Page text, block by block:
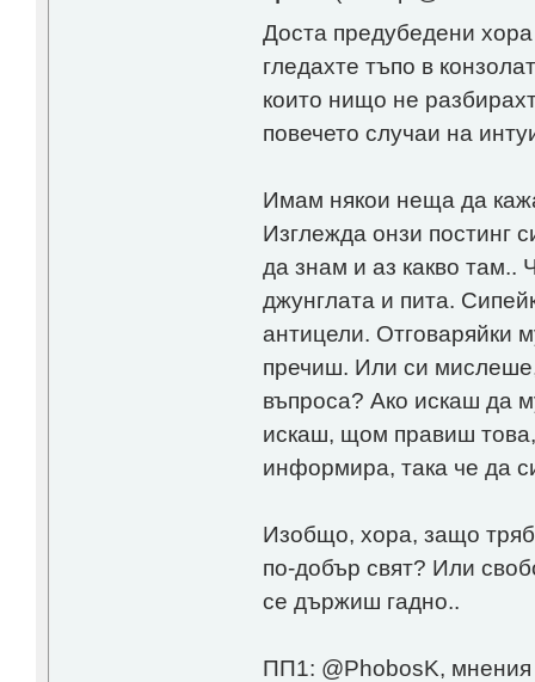
Доста предубедени
гледахте тъпо в
които нищо не
повечето случаи на
Имам някои неща да
Изглежда онзи постинг
да знам и аз какво там..
джунглата и пита.
антицели. Отговаряйки
пречиш. Или си
въпроса? Ако искаш да
искаш, щом правиш
информира, така че да
Изобщо, хора, защо
по-добър свят? Или
се държиш гадно..
ПП1: @PhobosK, мнения